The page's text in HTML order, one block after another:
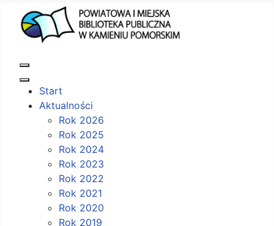
Start
Aktualności
Rok 2026
Rok 2025
Rok 2024
Rok 2023
Rok 2022
Rok 2021
Rok 2020
Rok 2019